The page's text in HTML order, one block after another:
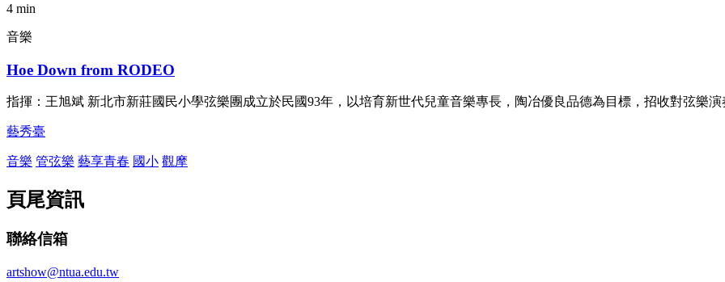
4 min
音樂
Hoe Down from RODEO
指揮：王旭斌 新北市新莊國民小學弦樂團成立於民國93年，以培育新世代兒童音樂專長，陶冶優良品德為目標，招收對弦
藝秀臺
音樂 管弦樂 藝享青春 國小 觀摩
頁尾資訊
聯絡信箱
artshow@ntua.edu.tw